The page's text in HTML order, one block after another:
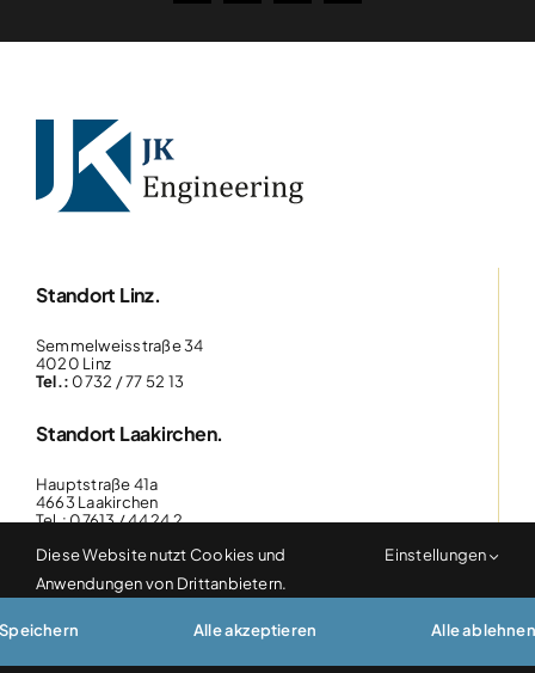
Standort Linz.
Semmelweisstraße 34
4020 Linz
Tel.: 0732 / 77 52 13
Standort Laakirchen.
Hauptstraße 41a
4663 Laakirchen
Tel.: 07613 / 44 24 2
Standort Steyr.
Ennser Straße 83
4407 Steyr-Dietach
Weihnachtsfeier 2025
Diese Website nutzt Cookies und
Anwendungen von Drittanbietern.
Einstellungen
Speichern Alle akzeptieren Alle ablehnen